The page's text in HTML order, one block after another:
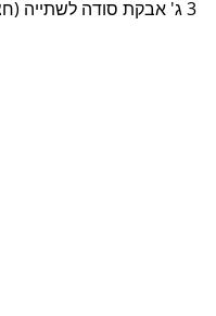
3 ג' אבקת סודה לשתייה (חצי כפית)